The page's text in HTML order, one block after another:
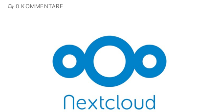
0 KOMMENTARE